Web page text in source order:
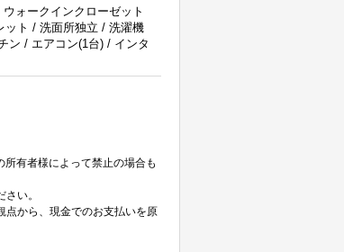
ォークインクローゼット
ット / 洗面所独立 / 洗濯機
ン / エアコン(1台) / インタ
有者様によって禁止の場合も
い。
から、現金でのお支払いを原